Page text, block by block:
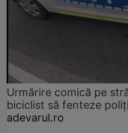
Urmărire comică pe
biciclist să fenteze
adevarul.ro